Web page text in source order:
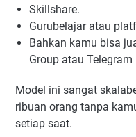
Skillshare.
Gurubelajar atau
Bahkan kamu bisa
Group atau Telegram
Model ini sangat
ribuan orang tanpa
setiap saat.